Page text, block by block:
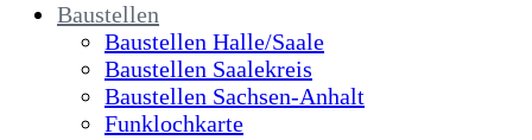
Baustellen
Baustellen Halle/Saale
Baustellen Saalekreis
Baustellen Sachsen-Anhalt
Funklochkarte